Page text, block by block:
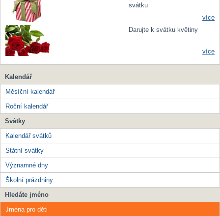
svátku
více
Darujte k svátku květiny
více
Kalendář
Měsíční kalendář
Roční kalendář
Svátky
Kalendář svátků
Státní svátky
Významné dny
Školní prázdniny
Hledáte jméno
Jména pro děti